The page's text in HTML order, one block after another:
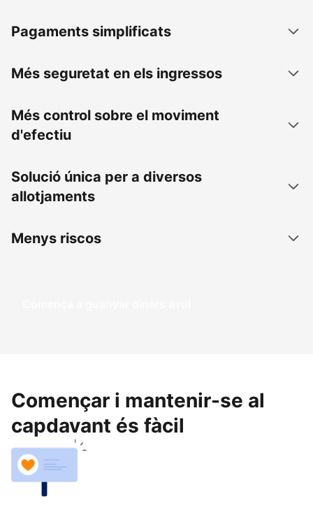
Pagaments simplificats
Més seguretat en els ingressos
Més control sobre el moviment
d'efectiu
Solució única per a diversos
allotjaments
Menys riscos
Comença a guanyar diners avui
Començar i mantenir-se al
capdavant és fàcil